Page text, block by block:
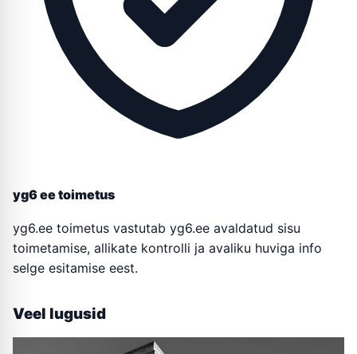
yg6 ee toimetus
yg6.ee toimetus vastutab yg6.ee avaldatud sisu
toimetamise, allikate kontrolli ja avaliku huviga info
selge esitamise eest.
Veel lugusid